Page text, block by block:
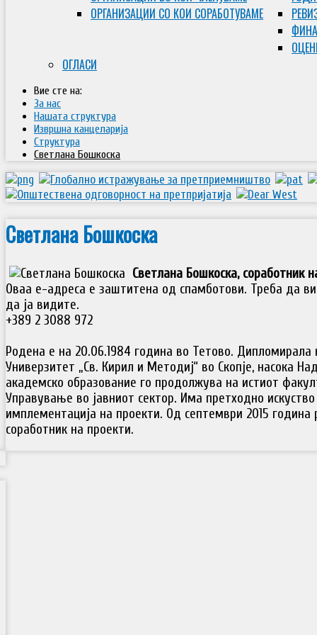
ОРГАНИЗАЦИИ СО КОИ СОРАБОТУВАМЕ
ОГЛАСИ
Вие сте на:
За нас
Нашата структура
Извршна канцеларија
Структура
Светлана Бошкоска
Светлана Бошкоска
Светлана Бошкоска, соработник
Оваа е-адреса е заштитена од спамботови. Треба да
да ја видите.
+389 2 3088 972
Родена е на 20.06.1984 година во Тетово. Дипломирала
Универзитет „Св. Кирил и Методиј“ во Скопје, насока
академско образование го продолжува на истиот
Управување во јавниот сектор. Има претходно
имплементација на проекти. Од септември 2015
соработник на проекти.